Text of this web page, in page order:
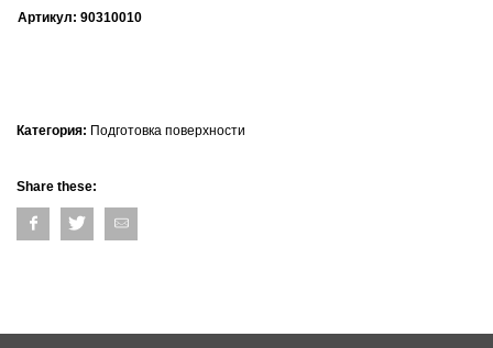
Артикул: 90310010
Категория: Подготовка поверхности
Share these: